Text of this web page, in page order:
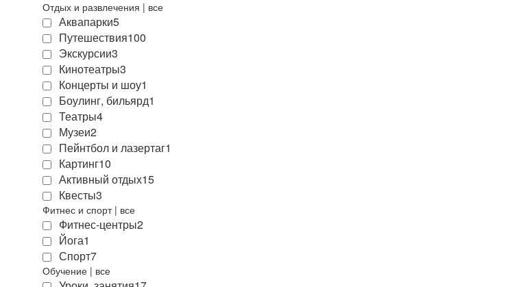
Отдых и развлечения | все
Аквапарки5
Путешествия100
Экскурсии3
Кинотеатры3
Концерты и шоу1
Боулинг, бильярд1
Театры4
Музеи2
Пейнтбол и лазертаг1
Картинг10
Активный отдых15
Квесты3
Фитнес и спорт | все
Фитнес-центры2
Йога1
Спорт7
Обучение | все